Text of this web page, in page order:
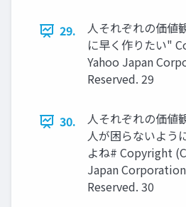
29.
人それぞれの価値
に早く作りたい"
Yahoo Japan
Reserved. 29
30.
人それぞれの価値
人が困らないよう
よね# Copyright
Japan
Reserved. 30